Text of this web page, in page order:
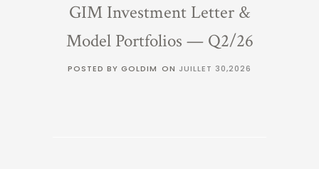
GIM Investment Letter &
Model Portfolios — Q2/26
POSTED BY GOLDIM ON JUILLET 30,2026